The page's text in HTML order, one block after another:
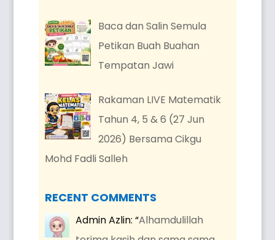
Baca dan Salin Semula
Petikan Buah Buahan
Tempatan Jawi
Rakaman LIVE Matematik
Tahun 4, 5 & 6 (27 Jun
2026) Bersama Cikgu
Mohd Fadli Salleh
RECENT COMMENTS
Admin Azlin: “Alhamdulillah